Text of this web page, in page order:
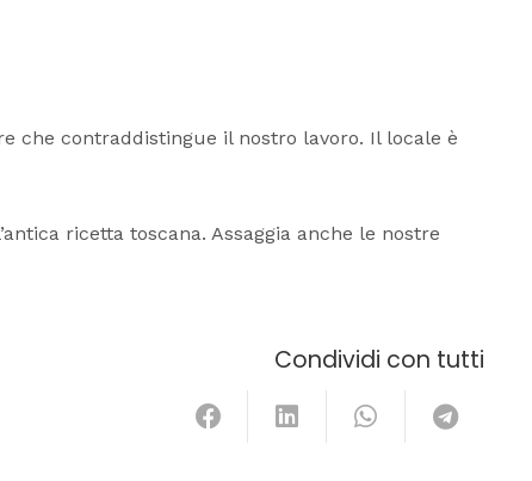
che contraddistingue il nostro lavoro. Il locale è
ricetta toscana. Assaggia anche le nostre
Condividi con tutti